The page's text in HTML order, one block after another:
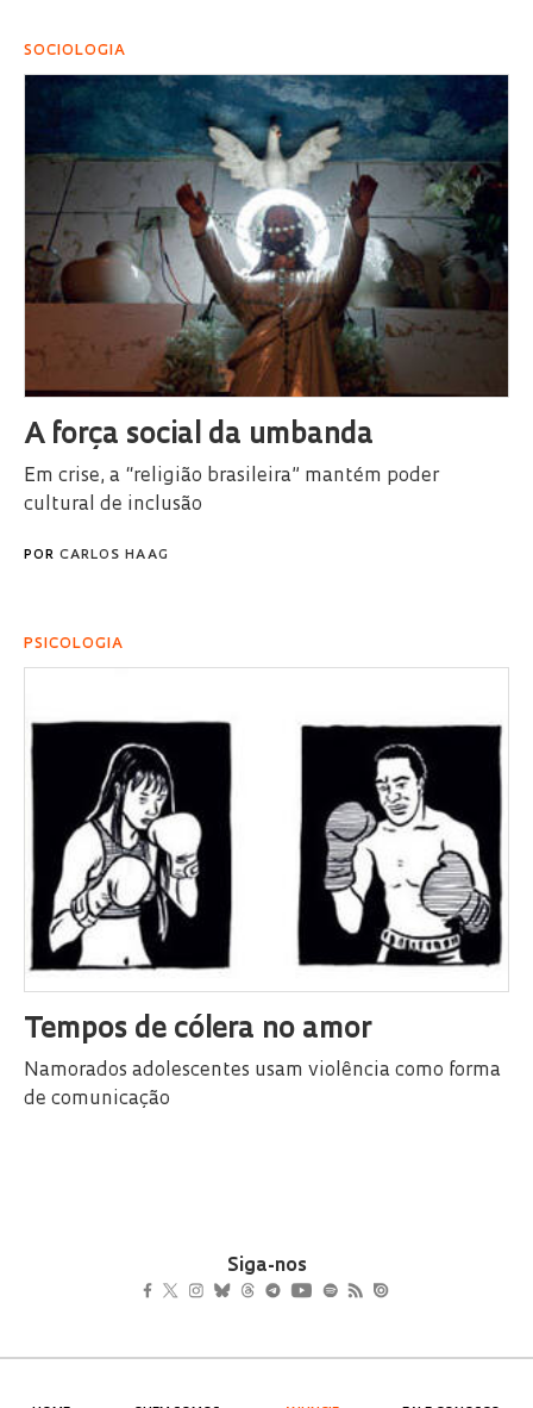
SOCIOLOGIA
A força social da umbanda
Em crise, a “religião brasileira” mantém poder
cultural de inclusão
POR CARLOS HAAG
PSICOLOGIA
Tempos de cólera no amor
Namorados adolescentes usam violência como forma
de comunicação
Siga-nos